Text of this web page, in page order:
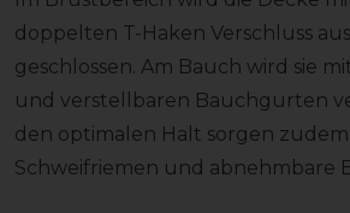
doppelten T-Haken Verschluss aus
geschlossen. Am Bauch wird sie
und verstellbaren Bauchgurten
den optimalen Halt sorgen zudem
Schweifriemen und abnehmbare